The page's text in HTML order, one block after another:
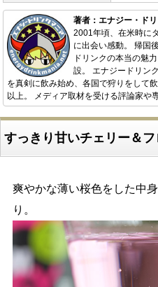
著者：エナジー・ド
2001年頃、在米時に
に出会い感動。 帰国
ドリンクの本当の魅
設。 エナジードリン
を真剣に飲み始め、各国で狩りをして
以上。 メディア取材を受ける評論家や
すっきり甘いチェリー＆
爽やかな薄い桜色をした中
り。